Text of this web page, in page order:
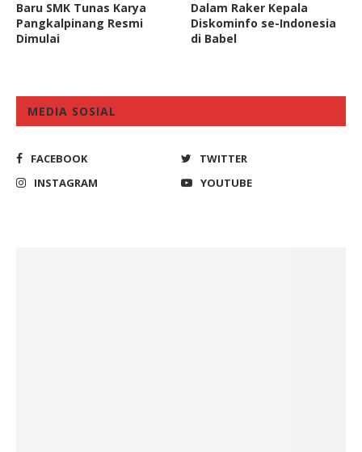
Baru SMK Tunas Karya
Pangkalpinang Resmi
Dimulai
Dalam Raker Kepala
Diskominfo se-Indonesia
di Babel
MEDIA SOSIAL
FACEBOOK
TWITTER
INSTAGRAM
YOUTUBE